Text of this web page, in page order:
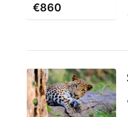
€860